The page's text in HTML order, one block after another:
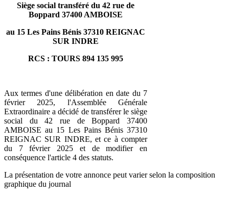
Siège social transféré du 42 rue de
Boppard 37400 AMBOISE
au 15 Les Pains Bénis 37310 REIGNAC
SUR INDRE
RCS : TOURS 894 135 995
Aux termes d'une délibération en date du 7
février 2025, l'Assemblée Générale
Extraordinaire a décidé de transférer le siège
social du 42 rue de Boppard 37400
AMBOISE au 15 Les Pains Bénis 37310
REIGNAC SUR INDRE, et ce à compter
du 7 février 2025 et de modifier en
conséquence l'article 4 des statuts.
La présentation de votre annonce peut varier selon la composition
graphique du journal